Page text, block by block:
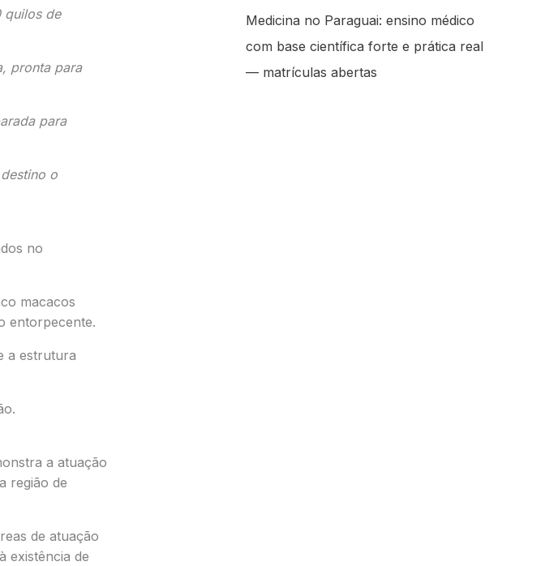
quilos de
pronta para
para
o
no
macacos
entorpecente.
a estrutura
a atuação
região de
de atuação
existência de
Medicina no Paraguai: ensino médico
com base científica forte e prática real
— matrículas abertas